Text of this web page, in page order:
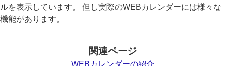
ルを表示しています。 但し実際のWEBカレンダーには様々な
機能があります。
関連ページ
WEBカレンダーの紹介